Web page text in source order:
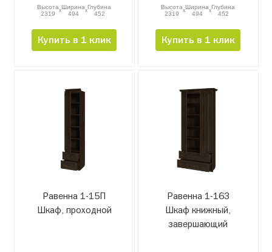
Высота
2319
xШирина
494
xГлубина
452
Купить в 1 клик
Высота
2319
xШирина
494
xГлубина
452
Купить в 1 клик
Равенна 1-15П
Шкаф, проходной
Равенна 1-16З
Шкаф книжный,
завершающий